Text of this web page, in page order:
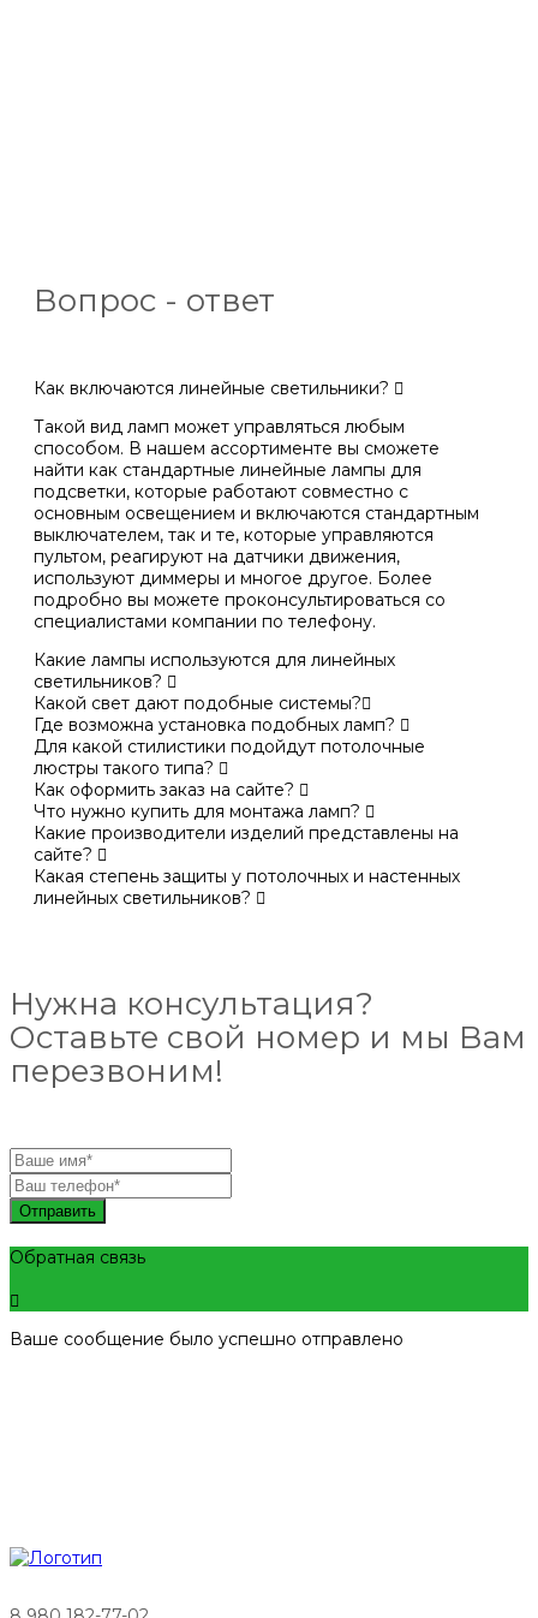
Вопрос - ответ
Как включаются линейные светильники?
Такой вид ламп может управляться любым
способом. В нашем ассортименте вы сможете
найти как стандартные линейные лампы для
подсветки, которые работают совместно с
основным освещением и включаются стандартным
выключателем, так и те, которые управляются
пультом, реагируют на датчики движения,
используют диммеры и многое другое. Более
подробно вы можете проконсультироваться со
специалистами компании по телефону.
Какие лампы используются для линейных
светильников?
Какой свет дают подобные системы?
Где возможна установка подобных ламп?
Для какой стилистики подойдут потолочные
люстры такого типа?
Как оформить заказ на сайте?
Что нужно купить для монтажа ламп?
Какие производители изделий представлены на
сайте?
Какая степень защиты у потолочных и настенных
линейных светильников?
Нужна консультация?
Оставьте свой номер и мы Вам
перезвоним!
Отправить
Обратная связь
Ваше сообщение было успешно отправлено